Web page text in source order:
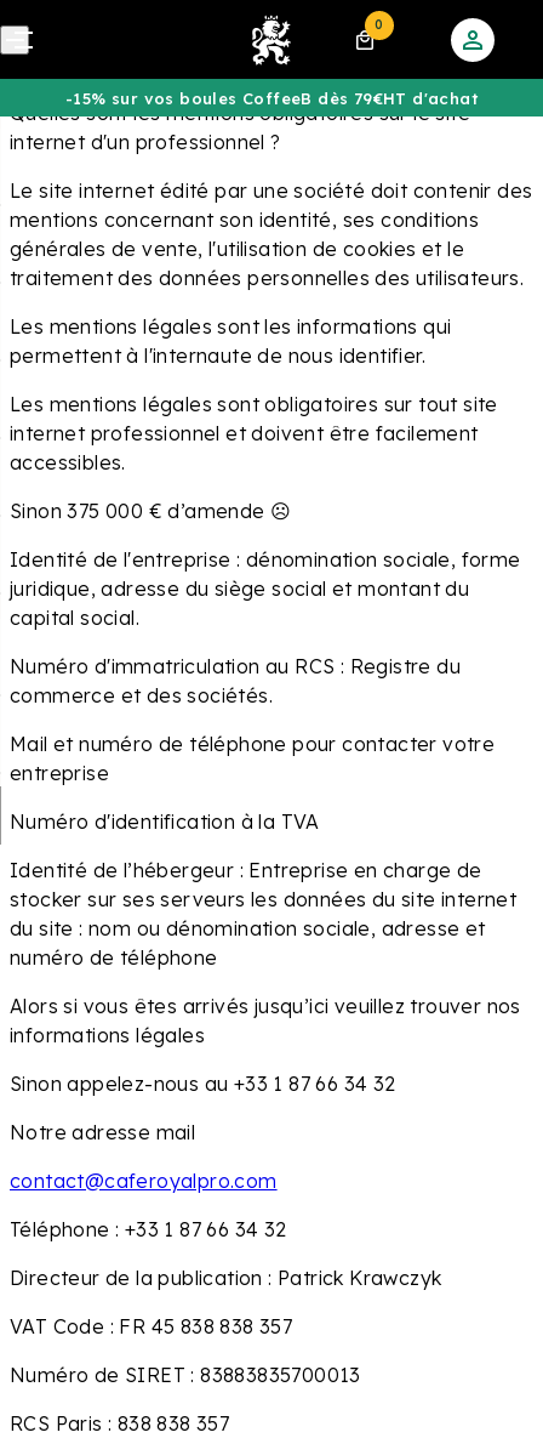
0
-15% sur vos boules CoffeeB dès 79€HT d'achat
Quelles sont les mentions obligatoires sur le site
internet d'un professionnel ?
Le site internet édité par une société doit contenir des
mentions concernant son identité, ses conditions
générales de vente, l'utilisation de cookies et le
traitement des données personnelles des utilisateurs.
Les mentions légales sont les informations qui
permettent à l'internaute de nous identifier.
Les mentions légales sont obligatoires sur tout site
internet professionnel et doivent être facilement
accessibles.
Sinon 375 000 € d’amende ☹
Identité de l'entreprise : dénomination sociale, forme
juridique, adresse du siège social et montant du
capital social.
Numéro d'immatriculation au RCS : Registre du
commerce et des sociétés.
Mail et numéro de téléphone pour contacter votre
entreprise
Numéro d'identification à la TVA
Identité de l’hébergeur : Entreprise en charge de
stocker sur ses serveurs les données du site internet
du site : nom ou dénomination sociale, adresse et
numéro de téléphone
Alors si vous êtes arrivés jusqu’ici veuillez trouver nos
informations légales
Sinon appelez-nous au +33 1 87 66 34 32
Notre adresse mail
contact@caferoyalpro.com
Téléphone : +33 1 87 66 34 32
Directeur de la publication : Patrick Krawczyk
VAT Code : FR 45 838 838 357
Numéro de SIRET : 83883835700013
RCS Paris : 838 838 357